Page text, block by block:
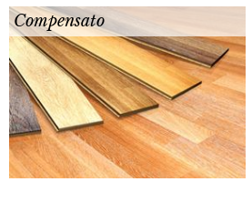
Compensato